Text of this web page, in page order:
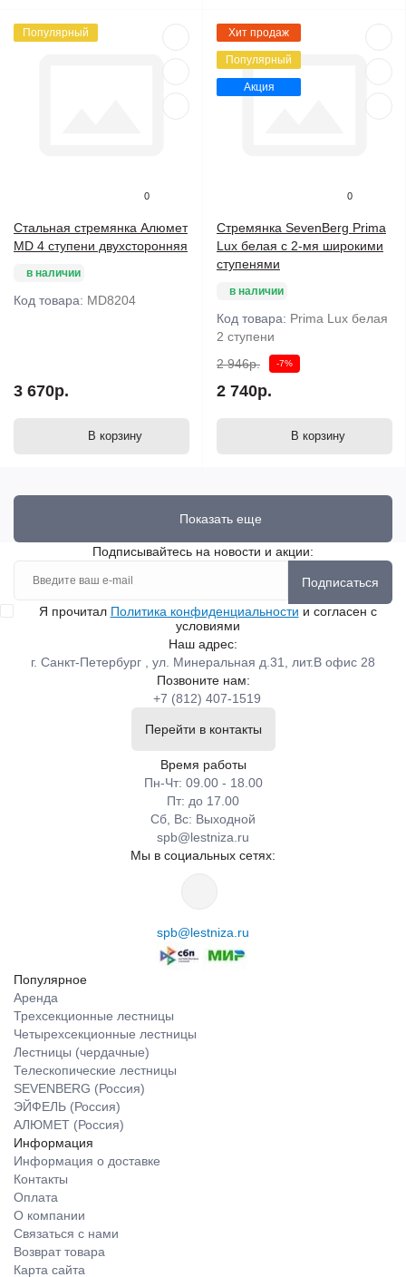
Популярный
0
Стальная стремянка Алюмет
MD 4 ступени двухсторонняя
в наличии
Код товара: MD8204
3 670р.
В корзину
Хит продаж
Популярный
Акция
0
Стремянка SevenBerg Prima
Lux белая с 2-мя широкими
ступенями
в наличии
Код товара: Prima Lux белая
2 ступени
2 946р.
-7%
2 740р.
В корзину
Показать еще
Подписывайтесь на новости и акции:
Подписаться
Я прочитал Политика конфиденциальности и согласен с
условиями
Наш адрес:
г. Санкт-Петербург , ул. Минеральная д.31, лит.В офис 28
Позвоните нам:
+7 (812) 407-1519
Перейти в контакты
Время работы
Пн-Чт: 09.00 - 18.00
Пт: до 17.00
Сб, Вс: Выходной
spb@lestniza.ru
Мы в социальных сетях:
spb@lestniza.ru
Популярное
Аренда
Трехсекционные лестницы
Четырехсекционные лестницы
Лестницы (чердачные)
Телескопические лестницы
SEVENBERG (Россия)
ЭЙФЕЛЬ (Россия)
АЛЮМЕТ (Россия)
Информация
Информация о доставке
Контакты
Оплата
О компании
Связаться с нами
Возврат товара
Карта сайта